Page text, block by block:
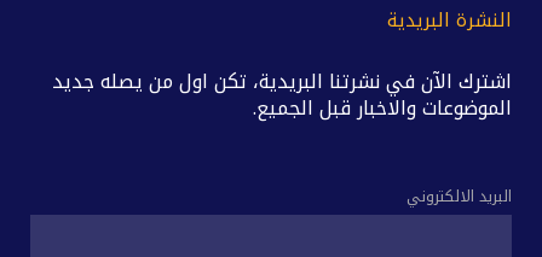
النشرة البريدية
اشترك الآن في نشرتنا البريدية، تكن اول من يصله جديد
الموضوعات والاخبار قبل الجميع.
البريد الالكتروني